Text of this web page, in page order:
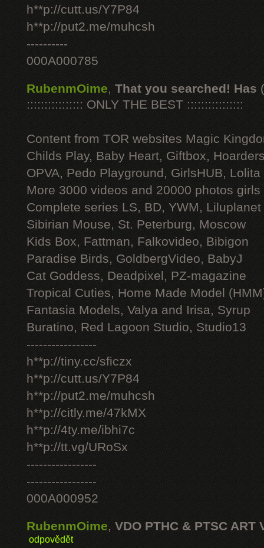
h**p://cutt.us/Y7P84
h**p://put2.me/muhcsh
----------
000A000785
RubenmOime, That you searched! Has
:::::::::::::::: ONLY THE BEST ::::::::::::::::
Content from TOR websites Magic
Childs Play, Baby Heart, Giftbox,
OPVA, Pedo Playground, GirlsHUB, Lolita
More 3000 videos and 20000 photos
Complete series LS, BD, YWM, Liluplanet
Sibirian Mouse, St. Peterburg, Moscow
Kids Box, Fattman, Falkovideo, Bibigon
Paradise Birds, GoldbergVideo, BabyJ
Cat Goddess, Deadpixel, PZ-magazine
Tropical Cuties, Home Made Model
Fantasia Models, Valya and Irisa, Syrup
Buratino, Red Lagoon Studio, Studio13
-----------------
h**p://tiny.cc/sficzx
h**p://cutt.us/Y7P84
h**p://put2.me/muhcsh
h**p://citly.me/47kMX
h**p://4ty.me/ibhi7c
h**p://tt.vg/URoSx
-----------------
-----------------
000A000952
RubenmOime, VDO PTHC & PTSC ART
odpovědět